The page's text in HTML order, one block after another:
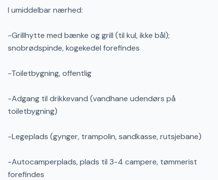
I umiddelbar nærhed:
-Grillhytte med bænke og grill (til kul, ikke bål);
snobrødspinde, kogekedel forefindes
-Toiletbygning, offentlig
-Adgang til drikkevand (vandhane udendørs på
toiletbygning)
-Legeplads (gynger, trampolin, sandkasse, rutsjebane)
-Autocamperplads, plads til 3-4 campere, tømmerist
forefindes